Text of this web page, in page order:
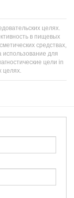
целях.
в пищевых
средствах,
использование для
цели in
целях.